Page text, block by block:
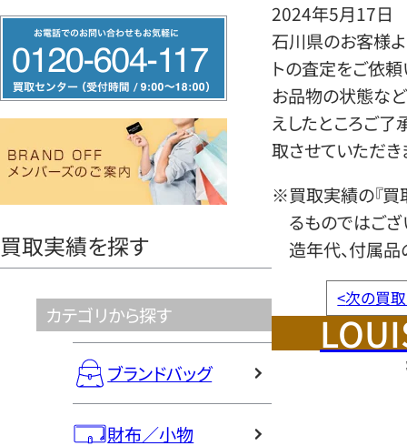
リ
ー
ヤ
買取実績を探す
カテゴリから探す
ブランドバッグ
財布／小物
2024年5月17日
石川県のお客様よ
トの査定をご依頼
お品物の状態など
えしたところご
取させていただき
※買取実績の『買
るものではござ
造年代、付属品
<次の買